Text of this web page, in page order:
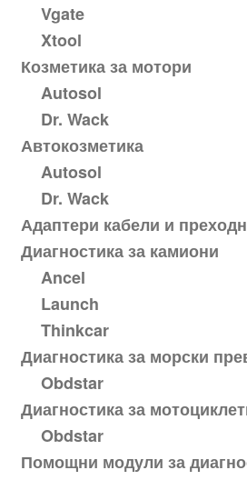
Vgate
Xtool
Козметика за мотори
Autosol
Dr. Wack
Автокозметика
Autosol
Dr. Wack
Адаптери кабели и
Диагностика за камиони
Ancel
Launch
Thinkcar
Диагностика за морски
Obdstar
Диагностика за
Obdstar
Помощни модули за